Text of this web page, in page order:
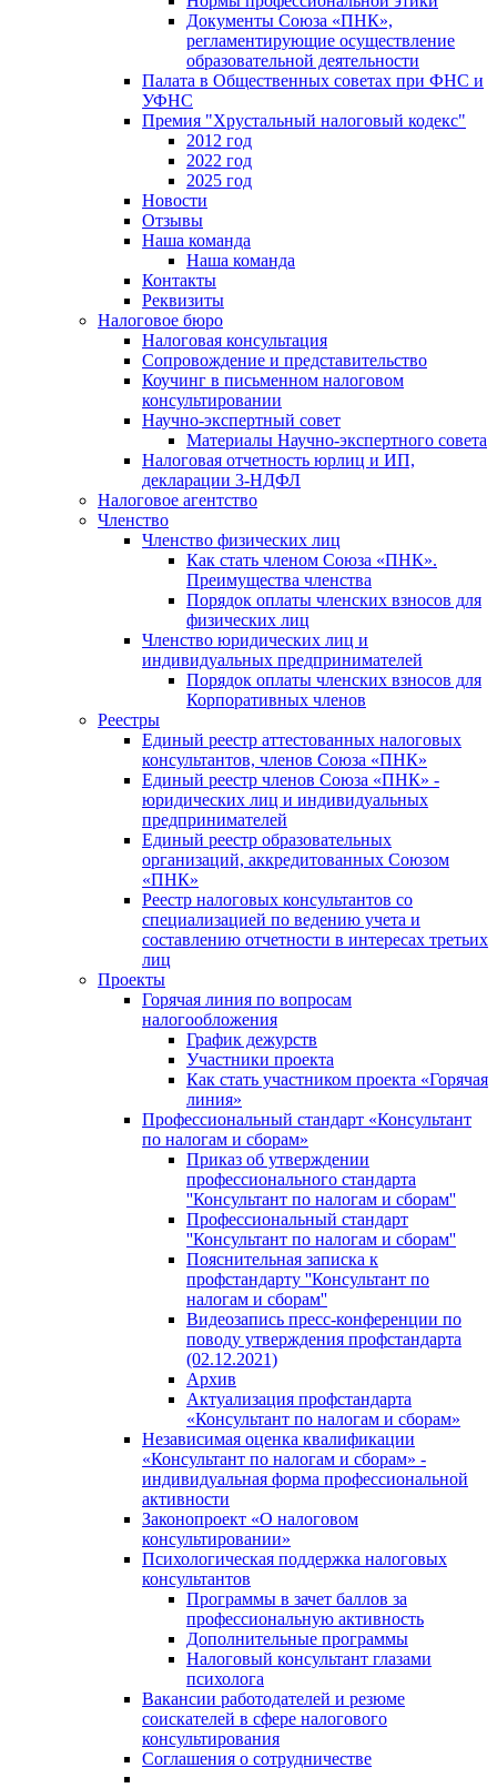
Документы Союза «ПНК»,
регламентирующие осуществление
образовательной деятельности
Палата в Общественных советах при ФНС и
УФНС
Премия "Хрустальный налоговый кодекс"
2012 год
2022 год
2025 год
Новости
Отзывы
Наша команда
Наша команда
Контакты
Реквизиты
Налоговое бюро
Налоговая консультация
Cопровождение и представительство
Коучинг в письменном налоговом
консультировании
Научно-экспертный совет
Материалы Научно-экспертного совета
Налоговая отчетность юрлиц и ИП,
декларации 3-НДФЛ
Налоговое агентство
Членство
Членство физических лиц
Как стать членом Союза «ПНК».
Преимущества членства
Порядок оплаты членских взносов для
физических лиц
Членство юридических лиц и
индивидуальных предпринимателей
Порядок оплаты членских взносов для
Корпоративных членов
Реестры
Единый реестр аттестованных налоговых
консультантов, членов Союза «ПНК»
Единый реестр членов Союза «ПНК» -
юридических лиц и индивидуальных
предпринимателей
Единый реестр образовательных
организаций, аккредитованных Союзом
«ПНК»
Реестр налоговых консультантов со
специализацией по ведению учета и
составлению отчетности в интересах третьих
лиц
Проекты
Горячая линия по вопросам
налогообложения
График дежурств
Участники проекта
Как стать участником проекта «Горячая
линия»
Профессиональный стандарт «Консультант
по налогам и сборам»
Приказ об утверждении
профессионального стандарта
''Консультант по налогам и сборам''
Профессиональный стандарт
''Консультант по налогам и сборам''
Пояснительная записка к
профстандарту ''Консультант по
налогам и сборам''
Видеозапись пресс-конференции по
поводу утверждения профстандарта
(02.12.2021)
Архив
Актуализация профстандарта
«Консультант по налогам и сборам»
Независимая оценка квалификации
«Консультант по налогам и сборам» -
индивидуальная форма профессиональной
активности
Законопроект «О налоговом
консультировании»
Психологическая поддержка налоговых
консультантов
Программы в зачет баллов за
профессиональную активность
Дополнительные программы
Налоговый консультант глазами
психолога
Вакансии работодателей и резюме
соискателей в сфере налогового
консультирования
Соглашения о сотрудничестве